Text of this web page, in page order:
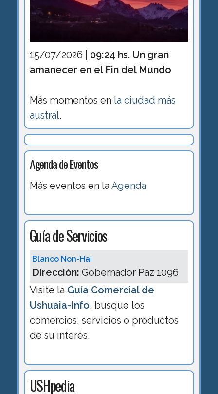
15/07/2026 | 09:24 hs. Un gran
amanecer en el Fin del Mundo
Más momentos en la ciudad más
austral.
Agenda de Eventos
Más eventos en la Agenda
Guía de Servicios
Blanco Non-Hai
Dirección: Gobernador Paz 1096
Visite la Guía Comercial de
Ushuaia-Info, busque los
comercios, servicios o productos
de su interés.
USHpedia